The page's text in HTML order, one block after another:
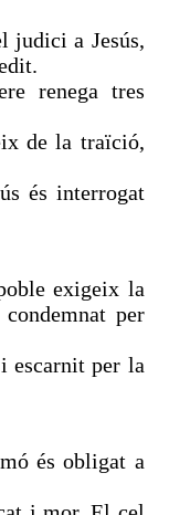
judici a Jesús,
renega tres
de la traïció,
és interrogat
exigeix la
per
escarnit per la
és obligat a